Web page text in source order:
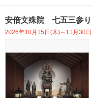
安倍文殊院 七五三参り
2026年10月15日(木)～11月30